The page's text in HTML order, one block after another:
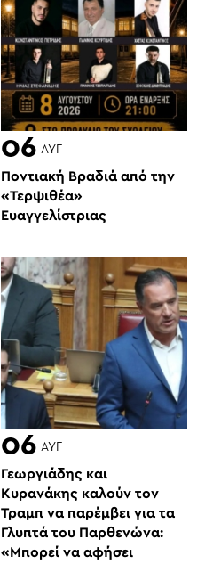
06 ΑΥΓ
Ποντιακή Βραδιά από την
«Τερψιθέα»
Ευαγγελίστριας
06 ΑΥΓ
Γεωργιάδης και
Κυρανάκης καλούν τον
Τραμπ να παρέμβει για τα
Γλυπτά του Παρθενώνα:
«Μπορεί να αφήσει